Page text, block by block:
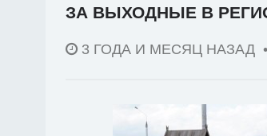
ЗА ВЫХОДНЫЕ В
3 ГОДА И МЕСЯЦ НАЗАД